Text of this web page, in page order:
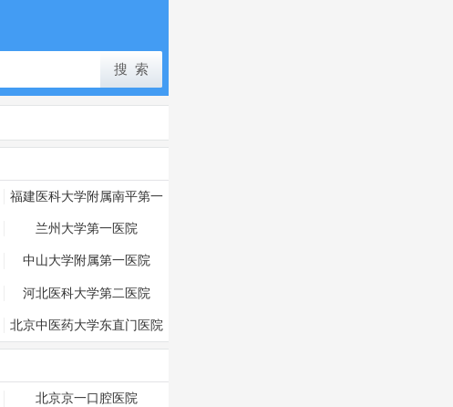
福建医科大学附属南平第一
医院
兰州大学第一医院
中山大学附属第一医院
河北医科大学第二医院
北京中医药大学东直门医院
北京京一口腔医院